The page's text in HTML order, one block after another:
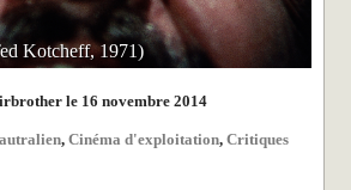
Kotcheff, 1971)
le 16 novembre 2014
,Cinéma d'exploitation,Critiques